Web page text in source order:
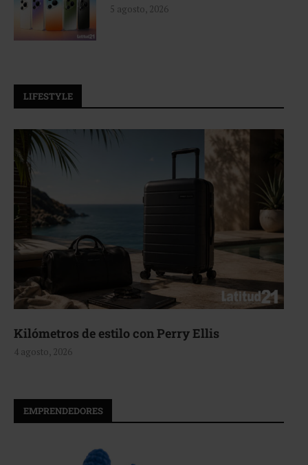
5 agosto, 2026
LIFESTYLE
de estilo con Perry Ellis
2026
EMPRENDEDORES